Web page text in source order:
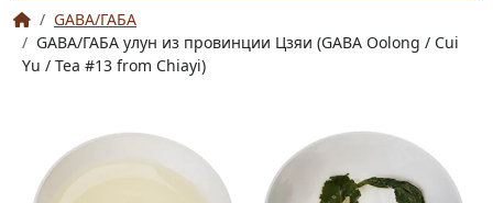
GABA/ГАБА
GABA/ГАБА улун из провинции Цзяи (GABA Oolong / Cui
Yu / Tea #13 from Chiayi)